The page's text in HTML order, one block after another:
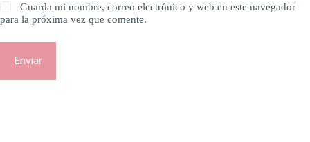
Guarda mi nombre, correo electrónico y web en este navegador
para la próxima vez que comente.
Enviar